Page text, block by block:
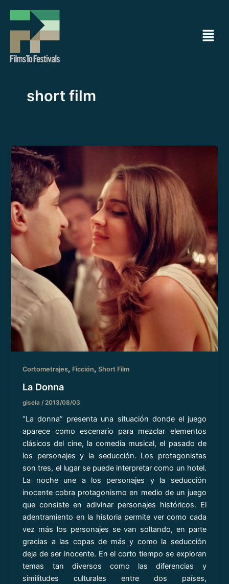
contenido
Menú
short film
Cortometrajes, Ficción,Short Film
La Donna
gisela /2013/08/03
“La donna” presenta una situación donde el juego
aparece como escenario para mezclar elementos
clásicos del cine, la comedia musical, el pasado de
los personajes y la seducción. Los protagonistas
son tres, el lugar se puede interpretar como un hotel.
La noche une a los personajes y la seducción
inocente cobra protagonismo en medio de un juego
que consiste en adivinar personajes históricos. El
adentramiento en la historia permite ver como cada
vez más los personajes se van soltando, en parte
gracias a las copas de más y como la seducción
deja de ser inocente. En el corto tiempo se exploran
temas tan diversos como las diferencias y
similitudes culturales entre dos países,